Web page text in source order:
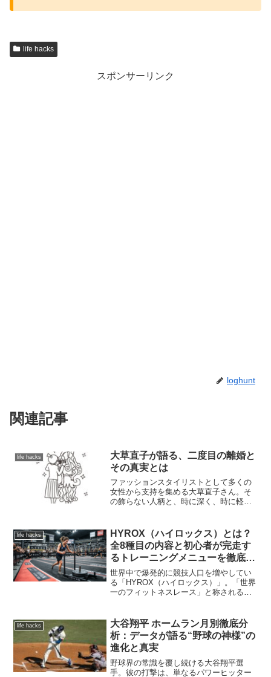
life hacks
スポンサーリンク
loghunt
関連記事
life hacks
大草直子が語る、二度目の離婚と
その真実とは
ファッションスタイリストとして多くの
女性から支持を集める大草直子さん。そ
の飾らない人柄と、時に深く、時に軽や
彼女の人生には大きな転機がありまし
た。それは、長年連れ添った夫との離婚
です。家族との時間は、彼女にとって何
よりも大切なものであり、仕事の原動力
でもありました。息子さんや長女さんと
の関係も良好で、ブログやSNSからは、
温かい家庭の様子がうかがえました。し
かし、時間の経過とともに、夫婦間のす
ています。仕事と家庭の両立、子どもの
成長、そして何より大草さん自身の内面
的な変化が、離婚という決断に繋がって
いったようです。表舞台では常に笑顔を
な葛藤があったことでしょう。最終的
life hacks
HYROX（ハイロックス）とは？
全8種目の内容と初心者が完走す
るトレーニングメニューを徹底解
説
世界中で爆発的に競技人口を増やしてい
る「HYROX（ハイロックス）」。「世界
一のフィットネスレース」と称されるこ
ーツです。この記事では、HYROXの基礎
知識から具体的な種目内容、そして初心
者がまず取り組むべきトレーニングメニ
ューまで徹底解説します。
life hacks
大谷翔平 ホームラン月別徹底分
析：データが語る“野球の神様”の
進化と真実
野球界の常識を覆し続ける大谷翔平選
手。彼の打撃は、単なるパワーヒッター